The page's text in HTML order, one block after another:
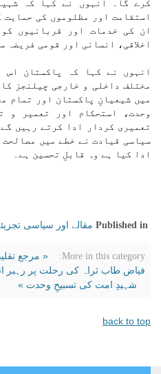
کرے گا۔ انہوں نے کہا کہ
استقامت اور مظلوموں کی
ان کی خدمات اور قربانیوں
اخلاقی، انسانی اور قومی فریضہ
انہوں نے کہا کہ پاکستان اس
مختلف داخلی و خارجی چیلنجز
میں شیعیانِ پاکستان اور تمام
وحدت، استحکام اور تعمیر و
تعمیری کردار ادا کرتے رہیں
سیاسی قیادت نے خطے میں
ادا کیا ہے وہ قابلِ تحسین ہے۔
Published in مقالے اور سیاسی
More in this category:
« مرجع
فیاض طاب ثراہ کی رحلت پر رہبر
شہیدِ امت کی تسبیحِ وحدت »
back to top